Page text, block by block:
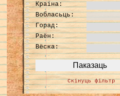
Краіна:
Вобласьць:
Горад:
Раён:
Вёска:
Скінуць фільтр